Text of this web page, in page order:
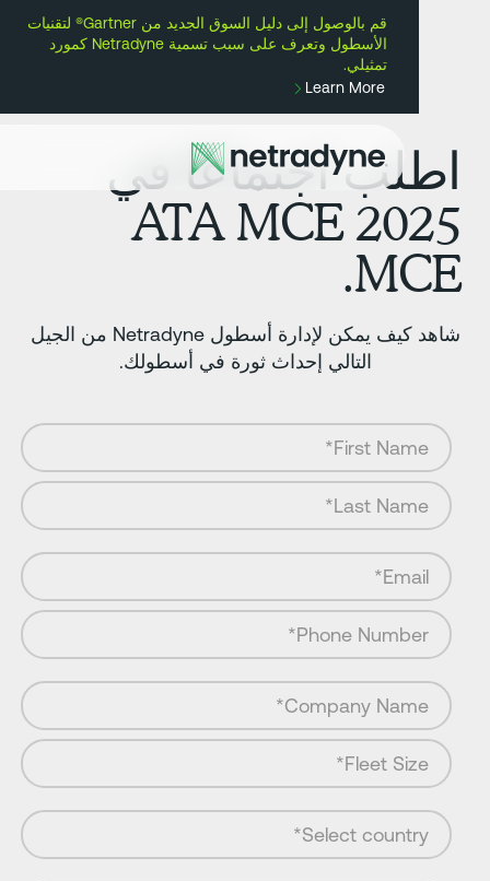
قم بالوصول إلى دليل السوق الجديد من Gartner® لتقنيات
الأسطول وتعرف على سبب تسمية Netradyne كمورد
تمثيلي.
Learn More
اجتماعًا في
ATA MCE
شاهد كيف يمكن لإدارة أسطول Netradyne من الجيل
التالي إحداث ثورة في أسطولك.